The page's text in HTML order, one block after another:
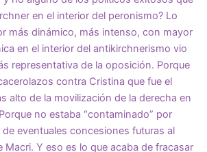
en el interior del peronismo? Lo
más dinámico, más intenso, con mayor
en el interior del antikirchnerismo vio
representativa de la oposición. Porque
contra Cristina que fue el
alto de la movilización de la derecha en
no estaba “contaminado” por
eventuales concesiones futuras al
Macri. Y eso es lo que acaba de fracasar